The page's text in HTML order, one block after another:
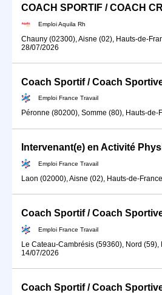
Emploi Aquila Rh
Chauny (02300), Aisne (02), Hauts-de-
28/07/2026
Coach Sportif / Coach
Emploi France Travail
Péronne (80200), Somme (80), Hauts-de-
Emploi France Travail
Laon (02000), Aisne (02), Hauts-de-France
Emploi France Travail
Le Cateau-Cambrésis (59360), Nord (59),
14/07/2026
Coach Sportif / Coach